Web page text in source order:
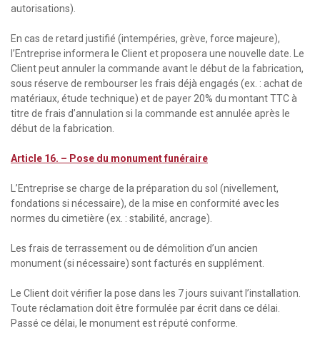
autorisations).
En cas de retard justifié (intempéries, grève, force majeure),
l’Entreprise informera le Client et proposera une nouvelle date. Le
Client peut annuler la commande avant le début de la fabrication,
sous réserve de rembourser les frais déjà engagés (ex. : achat de
matériaux, étude technique) et de payer 20% du montant TTC à
titre de frais d’annulation si la commande est annulée après le
début de la fabrication.
Article 16. – Pose du monument funéraire
L’Entreprise se charge de la préparation du sol (nivellement,
fondations si nécessaire), de la mise en conformité avec les
normes du cimetière (ex. : stabilité, ancrage).
Les frais de terrassement ou de démolition d’un ancien
monument (si nécessaire) sont facturés en supplément.
Le Client doit vérifier la pose dans les 7 jours suivant l’installation.
Toute réclamation doit être formulée par écrit dans ce délai.
Passé ce délai, le monument est réputé conforme.